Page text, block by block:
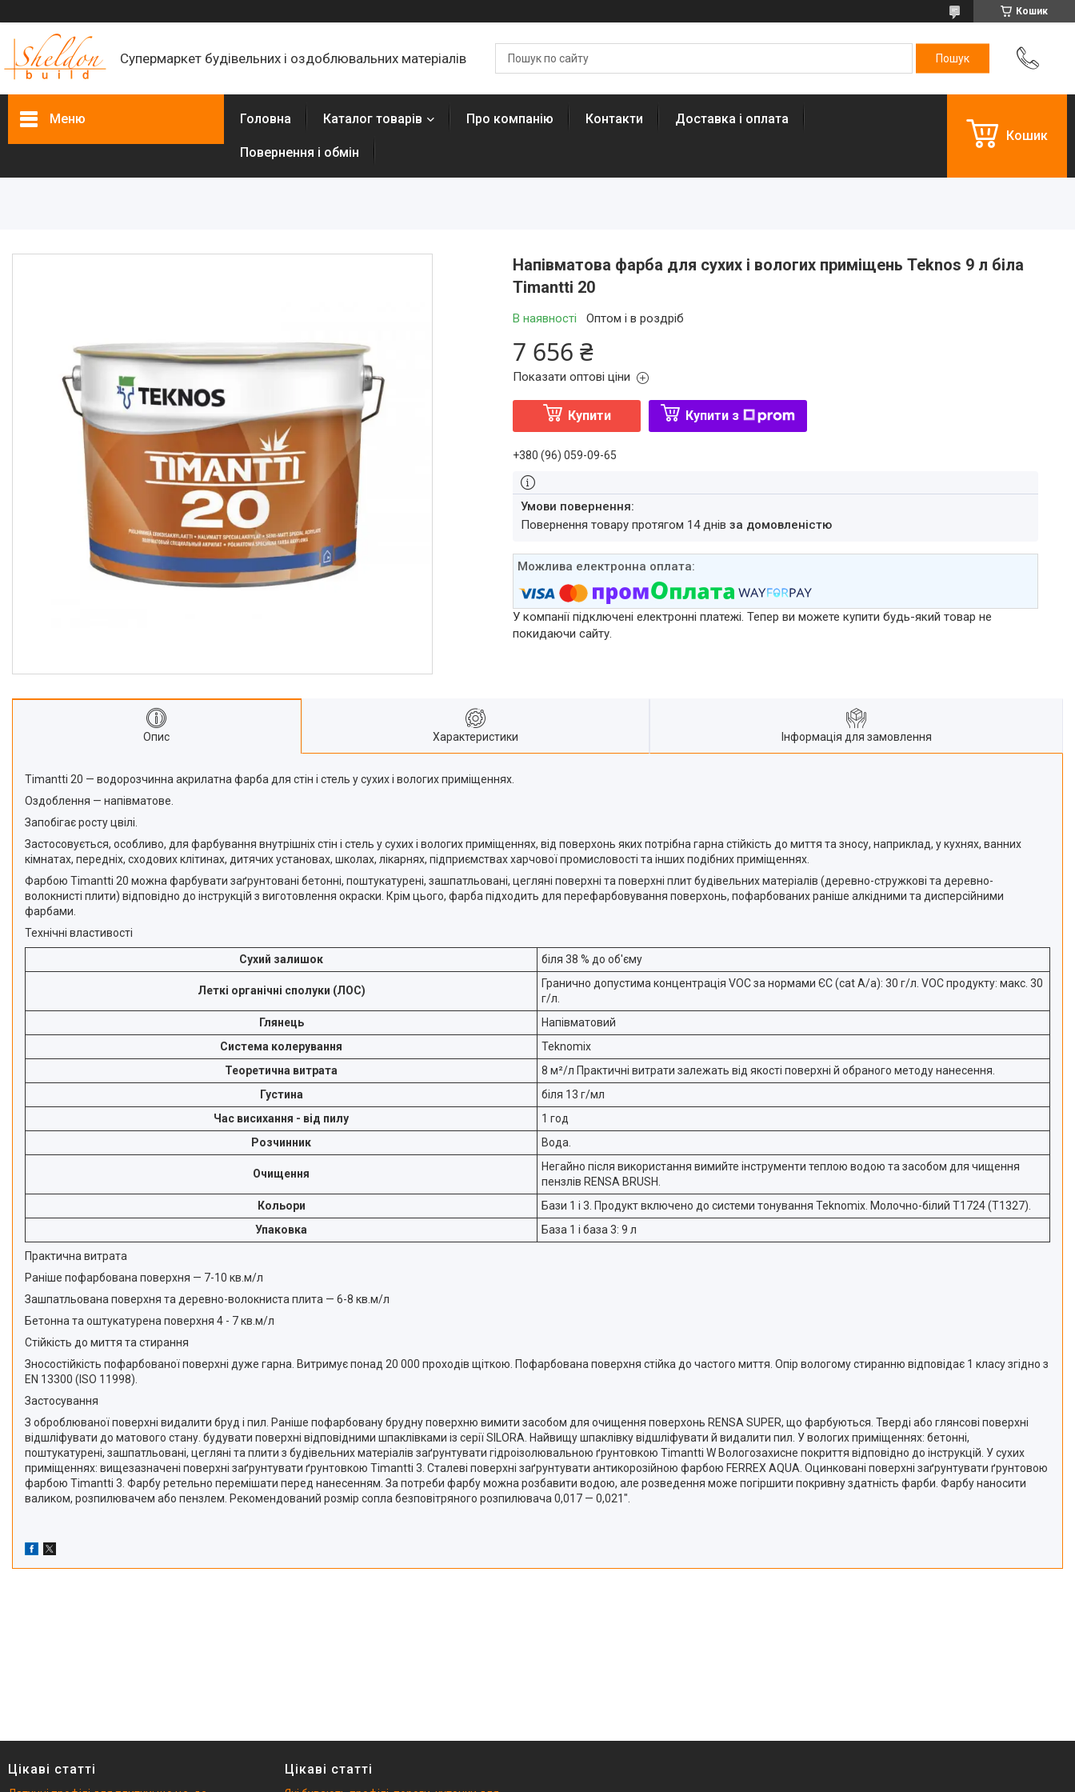
Кошик
Супермаркет будівельних і оздоблювальних матеріалів
Меню Головна Каталог товарів Про компанію Контакти Доставка і оплата
Повернення і обмін
Кошик
Напівматова фарба для сухих і вологих приміщень Teknos 9 л біла
Timantti 20
В наявності Оптом і в роздріб
7 656 ₴
Показати оптові ціни
Купити Купити з
+380 (96) 059-09-65
повернення товару протягом 14 днівза домовленістю
У компанії підключені електронні платежі. Тепер ви можете купити будь-який товар не
покидаючи сайту.
Опис Характеристики Інформація для замовлення
Timantti 20 — водорозчинна акрилатна фарба для стін і стель у сухих і вологих приміщеннях.
Оздоблення — напівматове.
Запобігає росту цвілі.
Застосовується, особливо, для фарбування внутрішніх стін і стель у сухих і вологих приміщеннях, від поверхонь яких потрібна гарна стійкість до миття та зносу, наприклад, у кухнях, ванних
кімнатах, передніх, сходових клітинах, дитячих установах, школах, лікарнях, підприємствах харчової промисловості та інших подібних приміщеннях.
Фарбою Timantti 20 можна фарбувати заґрунтовані бетонні, поштукатурені, зашпатльовані, цегляні поверхні та поверхні плит будівельних матеріалів (деревно-стружкові та деревно-
волокнисті плити) відповідно до інструкцій з виготовлення окраски. Крім цього, фарба підходить для перефарбовування поверхонь, пофарбованих раніше алкідними та дисперсійними
фарбами.
Технічні властивості
Сухий залишок біля 38 % до об'єму
Леткі органічні сполуки (ЛОС)
Гранично допустима концентрація VOC за нормами ЄС (сat A/a): 30 г/л. VOC продукту: макс. 30
г/л.
Глянець
Напівматовий
Система колерування
Teknomix
Теоретична витрата
8 м²/л Практичні витрати залежать від якості поверхні й обраного методу нанесення.
Густина
біля 13 г/мл
Час висихання - від пилу
1 год
Розчинник
Вода.
Очищення
Негайно після використання вимийте інструменти теплою водою та засобом для чищення
пензлів RENSA BRUSH.
Кольори
Бази 1 і 3. Продукт включено до системи тонування Teknomix. Молочно-білий T1724 (T1327).
Упаковка
База 1 i база 3: 9 л
Практична витрата
Раніше пофарбована поверхня — 7-10 кв.м/л
Зашпатльована поверхня та деревно-волокниста плита — 6-8 кв.м/л
Бетонна та оштукатурена поверхня 4 - 7 кв.м/л
Стійкість до миття та стирання
Зносостійкість пофарбованої поверхні дуже гарна. Витримує понад 20 000 проходів щіткою. Пофарбована поверхня стійка до частого миття. Опір вологому стиранню відповідає 1 класу згідно з
EN 13300 (ISO 11998).
Застосування
З оброблюваної поверхні видалити бруд і пил. Раніше пофарбовану брудну поверхню вимити засобом для очищення поверхонь RENSA SUPER, що фарбуються. Тверді або глянсові поверхні
відшліфувати до матового стану. будувати поверхні відповідними шпаклівками із серії SILORA. Найвищу шпаклівку відшліфувати й видалити пил. У вологих приміщеннях: бетонні,
поштукатурені, зашпатльовані, цегляні та плити з будівельних матеріалів заґрунтувати гідроізолювальною ґрунтовкою Timantti W Вологозахисне покриття відповідно до інструкцій. У сухих
приміщеннях: вищезазначені поверхні заґрунтувати ґрунтовкою Timantti 3. Сталеві поверхні заґрунтувати антикорозійною фарбою FERREX AQUA. Оцинковані поверхні заґрунтувати ґрунтовою
фарбою Timantti 3. Фарбу ретельно перемішати перед нанесенням. За потреби фарбу можна розбавити водою, але розведення може погіршити покривну здатність фарби. Фарбу наносити
валиком, розпилювачем або пензлем. Рекомендований розмір сопла безповітряного розпилювача 0,017 — 0,021".
Цікаві статті Цікаві статті